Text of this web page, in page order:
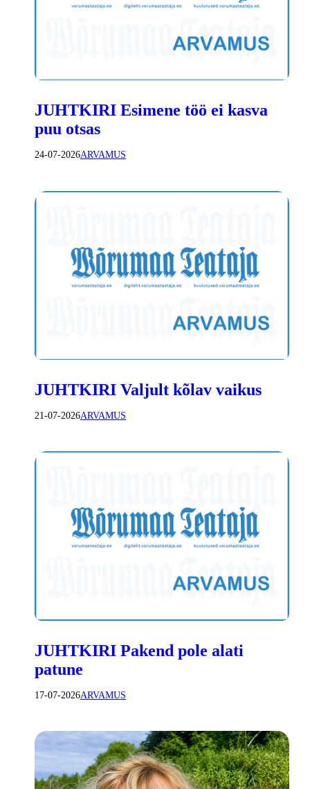
JUHTKIRI Esimene töö ei kasva
puu otsas
24-07-2026ARVAMUS
JUHTKIRI Valjult kõlav vaikus
21-07-2026ARVAMUS
JUHTKIRI Pakend pole alati
patune
17-07-2026ARVAMUS